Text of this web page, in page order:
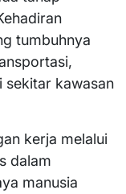
tumbuhnya
sekitar kawasan
kerja melalui
dalam
manusia